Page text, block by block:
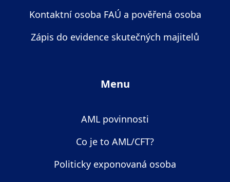
Kontaktní osoba FAÚ a pověřená osoba
Zápis do evidence skutečných majitelů
Menu
AML povinnosti
Co je to AML/CFT?
Politicky exponovaná osoba